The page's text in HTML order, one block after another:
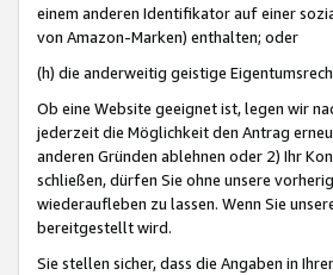
einem anderen Identifikator auf einer
von Amazon-Marken) enthalten; oder
(h) die anderweitig geistige
Ob eine Website geeignet ist, legen wir
jederzeit die Möglichkeit den Antrag
anderen Gründen ablehnen oder 2) Ihr
schließen, dürfen Sie ohne unsere
wiederaufleben zu lassen. Wenn Sie
bereitgestellt wird.
Sie stellen sicher, dass die Angaben in